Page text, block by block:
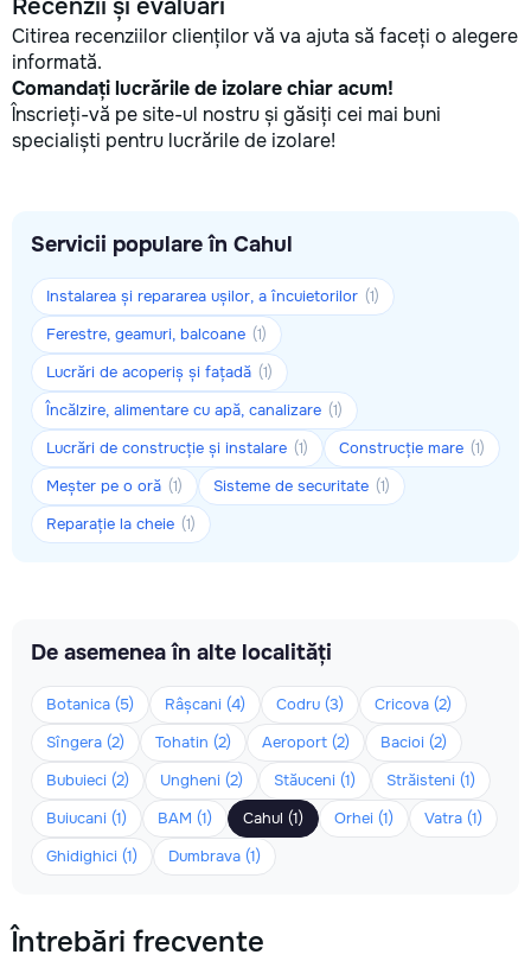
Recenzii și evaluări
Citirea recenziilor clienților vă va ajuta să faceți o alegere
informată.
Comandați lucrările de izolare chiar acum!
Înscrieți-vă pe site-ul nostru și găsiți cei mai buni
specialiști pentru lucrările de izolare!
Servicii populare în Cahul
Instalarea și repararea ușilor, a încuietorilor (1)
Ferestre, geamuri, balcoane (1)
Lucrări de acoperiș și fațadă (1)
Încălzire, alimentare cu apă, canalizare (1)
Lucrări de construcție și instalare (1) Construcție mare (1)
Meșter pe o oră (1) Sisteme de securitate (1)
Reparație la cheie (1)
De asemenea în alte localități
Botanica (5) Râșcani (4) Codru (3)
Cricova (2)
Sîngera (2)
Tohatin (2) Aeroport (2)
Bacioi (2)
Bubuieci (2)
Ungheni (2) Stăuceni (1)
Străisteni (1)
Buiucani (1)
BAM (1) Cahul (1) Orhei (1)
Vatra (1)
Ghidighici (1)
Dumbrava (1)
Întrebări frecvente